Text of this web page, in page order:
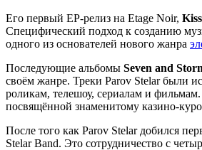
Его первый EP-релиз на Etage Noir,
Специфический подход к созданию
одного из основателей нового жанра
Последующие альбомы Seven and
своём жанре. Треки Parov Stelar были
роликам, телешоу, сериалам и
посвящённой знаменитому казино-
После того как Parov Stelar добился
Stelar Band. Это сотрудничество с